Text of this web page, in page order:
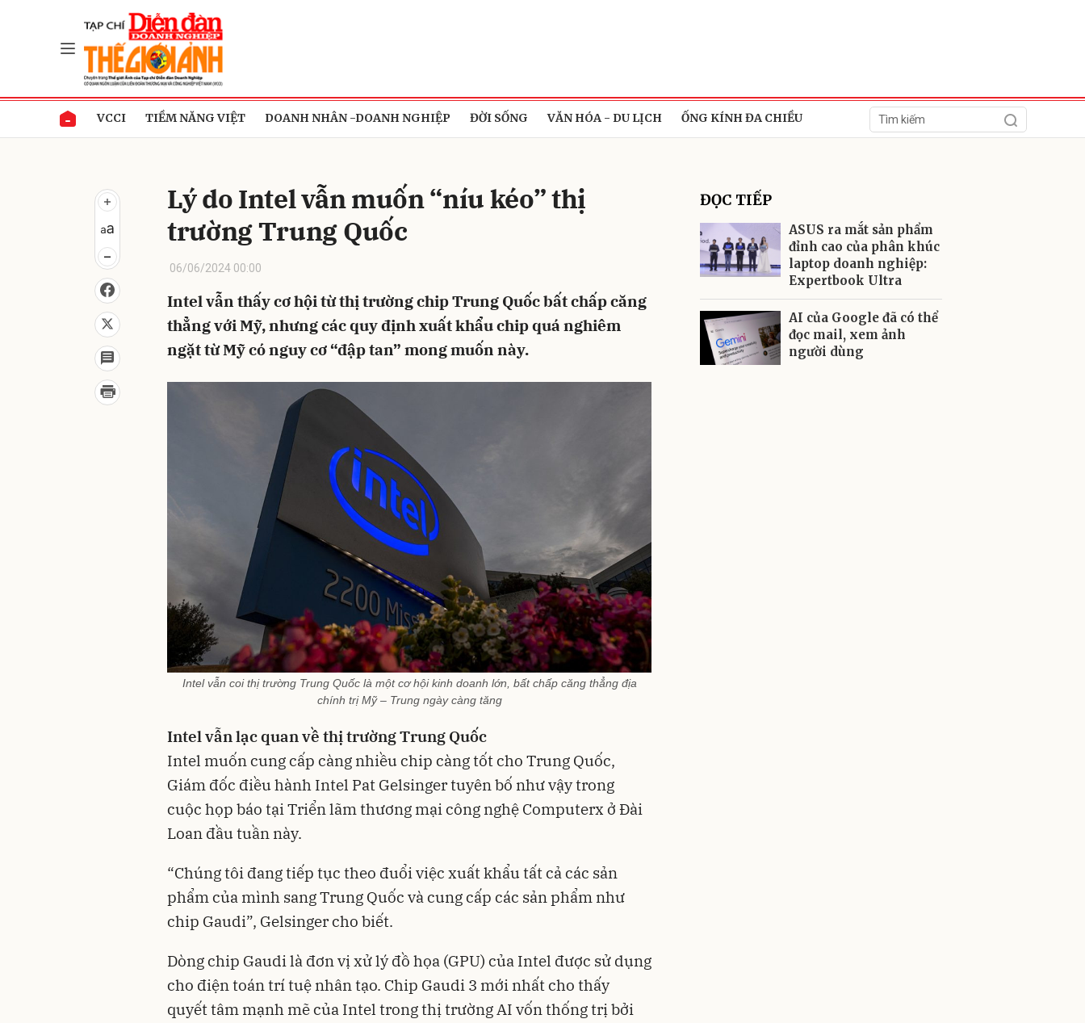
VCCI TIỀM NĂNG VIỆT DOANH NHÂN -DOANH NGHIỆP ĐỜI SỐNG VĂN HÓA - DU LỊCH ỐNG KÍNH ĐA CHIỀU
Lý do Intel vẫn muốn “níu kéo” thị
trường Trung Quốc
06/06/2024 00:00
Intel vẫn thấy cơ hội từ thị trường chip Trung Quốc bất chấp căng
thẳng với Mỹ, nhưng các quy định xuất khẩu chip quá nghiêm
ngặt từ Mỹ có nguy cơ “đập tan” mong muốn này.
Intel vẫn coi thị trường Trung Quốc là một cơ hội kinh doanh lớn, bất chấp căng thẳng địa
chính trị Mỹ – Trung ngày càng tăng
Intel vẫn lạc quan về thị trường Trung Quốc
Intel muốn cung cấp càng nhiều chip càng tốt cho Trung Quốc,
Giám đốc điều hành Intel Pat Gelsinger tuyên bố như vậy trong
cuộc họp báo tại Triển lãm thương mại công nghệ Computerx ở Đài
Loan đầu tuần này.
“Chúng tôi đang tiếp tục theo đuổi việc xuất khẩu tất cả các sản
phẩm của mình sang Trung Quốc và cung cấp các sản phẩm như
chip Gaudi”, Gelsinger cho biết.
Dòng chip Gaudi là đơn vị xử lý đồ họa (GPU) của Intel được sử dụng
cho điện toán trí tuệ nhân tạo. Chip Gaudi 3 mới nhất cho thấy
quyết tâm mạnh mẽ của Intel trong thị trường AI vốn thống trị bởi
ĐỌC TIẾP
ASUS ra mắt sản phẩm
đỉnh cao của phân khúc
laptop doanh nghiệp:
Expertbook Ultra
AI của Google đã có thể
đọc mail, xem ảnh
người dùng
Gửi